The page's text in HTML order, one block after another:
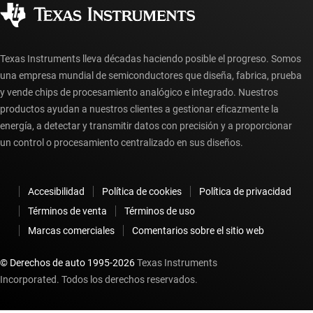
Preguntas frecuentes sobre la cuenta myTI
Texas Instruments lleva décadas haciendo posible el progreso. Somos
una empresa mundial de semiconductores que diseña, fabrica, prueba
y vende chips de procesamiento analógico e integrado. Nuestros
productos ayudan a nuestros clientes a gestionar eficazmente la
energía, a detectar y transmitir datos con precisión y a proporcionar
un control o procesamiento centralizado en sus diseños.
Accesibilidad Política de cookies
Política de privacidad
Términos de venta
Términos de uso
Marcas comerciales
Comentarios sobre el sitio web
© Derechos de auto 1995-2026Texas Instruments
Incorporated. Todos los derechos reservados.